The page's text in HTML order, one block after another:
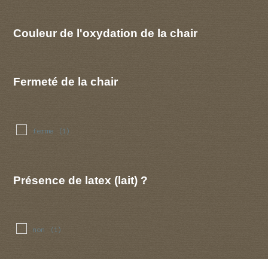
Couleur de l'oxydation de la chair
Fermeté de la chair
ferme (1)
Présence de latex (lait) ?
non (1)